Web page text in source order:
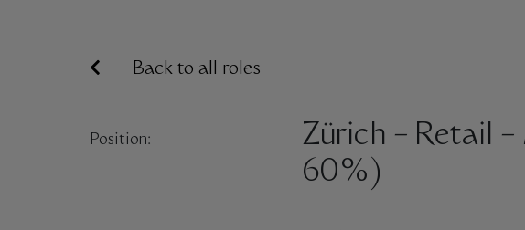
Back to all roles
Position:
Zürich – Retail
60%)